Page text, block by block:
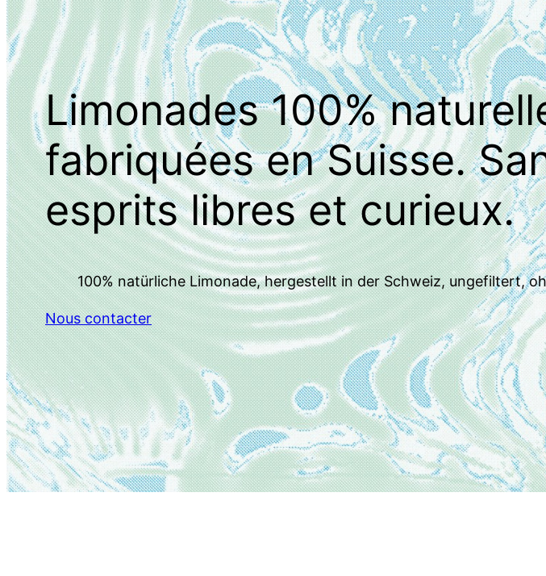
Limonades 100%
fabriquées en Suisse.
esprits libres et curieux.
100% natürliche Limonade, hergestellt in der Schweiz, ungefiltert,
Nous contacter